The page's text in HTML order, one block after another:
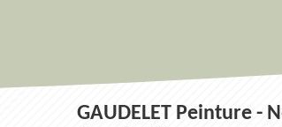
GAUDELET Peinture -